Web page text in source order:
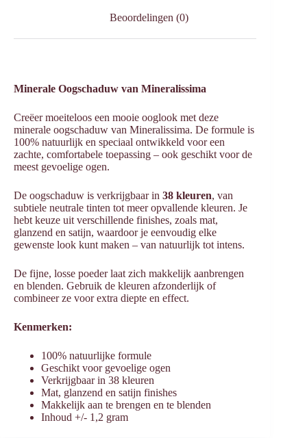
Beoordelingen (0)
Minerale Oogschaduw van Mineralissima
Creëer moeiteloos een mooie ooglook met deze
minerale oogschaduw van Mineralissima. De formule is
100% natuurlijk en speciaal ontwikkeld voor een
zachte, comfortabele toepassing – ook geschikt voor de
meest gevoelige ogen.
De oogschaduw is verkrijgbaar in 38 kleuren, van
subtiele neutrale tinten tot meer opvallende kleuren. Je
hebt keuze uit verschillende finishes, zoals mat,
glanzend en satijn, waardoor je eenvoudig elke
gewenste look kunt maken – van natuurlijk tot intens.
De fijne, losse poeder laat zich makkelijk aanbrengen
en blenden. Gebruik de kleuren afzonderlijk of
combineer ze voor extra diepte en effect.
Kenmerken:
100% natuurlijke formule
Geschikt voor gevoelige ogen
Verkrijgbaar in 38 kleuren
Mat, glanzend en satijn finishes
Makkelijk aan te brengen en te blenden
Inhoud +/- 1,2 gram